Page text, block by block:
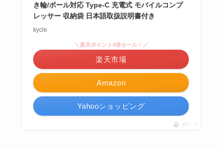
き輪/ボール対応 Type-C 充電式 モバイルコンプ
レッサー 収納袋 日本語取扱説明書付き
kycle
Amazon
＼楽天ポイント4倍セール！／
楽天市場
Yahooショッピング
ポチップ